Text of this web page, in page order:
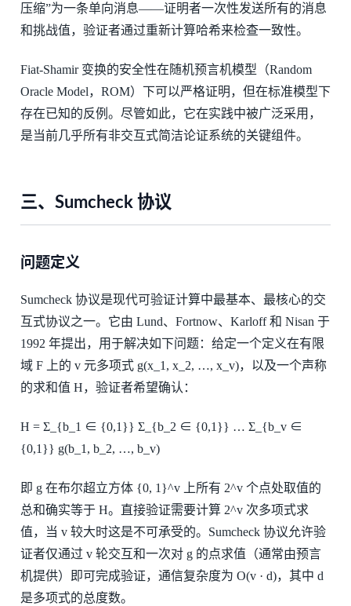
压缩”为一条单向消息——证明者一次性发送所有的消息
和挑战值，验证者通过重新计算哈希来检查一致性。
Fiat-Shamir 变换的安全性在随机预言机模型（Random
Oracle Model，ROM）下可以严格证明，但在标准模型下
存在已知的反例。尽管如此，它在实践中被广泛采用，
是当前几乎所有非交互式简洁论证系统的关键组件。
三、Sumcheck 协议
问题定义
Sumcheck 协议是现代可验证计算中最基本、最核心的交
互式协议之一。它由 Lund、Fortnow、Karloff 和 Nisan 于
1992 年提出，用于解决如下问题：给定一个定义在有限
域 F 上的 v 元多项式 g(x_1, x_2, …, x_v)，以及一个声称
的求和值 H，验证者希望确认：
H = Σ_{b_1 ∈ {0,1}} Σ_{b_2 ∈ {0,1}} … Σ_{b_v ∈
{0,1}} g(b_1, b_2, …, b_v)
即 g 在布尔超立方体 {0, 1}^v 上所有 2^v 个点处取值的
总和确实等于 H。直接验证需要计算 2^v 次多项式求
值，当 v 较大时这是不可承受的。Sumcheck 协议允许验
证者仅通过 v 轮交互和一次对 g 的点求值（通常由预言
机提供）即可完成验证，通信复杂度为 O(v · d)，其中 d
是多项式的总度数。